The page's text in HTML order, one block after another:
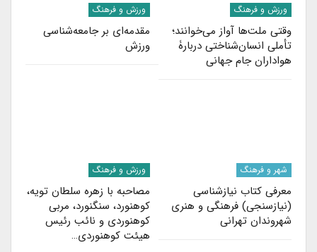
ورزش و فرهنگ
وقتی ملت‌ها آواز می‌خوانند؛
تأملی انسان‌شناختی دربارۀ
هواداران جام جهانی
ورزش و فرهنگ
مقدمه‌ای بر جامعه‌شناسی
ورزش
شهر و فرهنگ
معرفی کتاب نیازشناسی
(نیازسنجی) فرهنگی و هنری
شهروندان تهرانی
ورزش و فرهنگ
مصاحبه با زهره سلطان‌ تویه،
کوهنورد، سنگنورد، مربی
کوهنوردی و نائب رئیس
هیئت کوهنوردی…